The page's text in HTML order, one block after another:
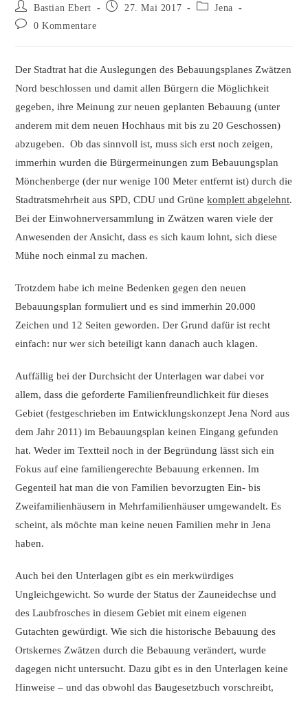
Beitrags-
Autor:
Bastian Ebert
Beitrag27. Mai 2017
Beitrags-
Jena
Beitrags-0 Kommentare
Der Stadtrat hat die Auslegungen des Bebauungsplanes Zwätzen
Nord beschlossen und damit allen Bürgern die Möglichkeit
gegeben, ihre Meinung zur neuen geplanten Bebauung (unter
anderem mit dem neuen Hochhaus mit bis zu 20 Geschossen)
abzugeben. Ob das sinnvoll ist, muss sich erst noch zeigen,
immerhin wurden die Bürgermeinungen zum Bebauungsplan
Mönchenberge (der nur wenige 100 Meter entfernt ist) durch die
Stadtratsmehrheit aus SPD, CDU und Grünekomplett abgelehnt.
Bei der Einwohnerversammlung in Zwätzen waren viele der
Anwesenden der Ansicht, dass es sich kaum lohnt, sich diese
Mühe noch einmal zu machen.
Trotzdem habe ich meine Bedenken gegen den neuen
Bebauungsplan formuliert und es sind immerhin 20.000
Zeichen und 12 Seiten geworden. Der Grund dafür ist recht
einfach: nur wer sich beteiligt kann danach auch klagen.
Auffällig bei der Durchsicht der Unterlagen war dabei vor
allem, dass die geforderte Familienfreundlichkeit für dieses
Gebiet (festgeschrieben im Entwicklungskonzept Jena Nord aus
dem Jahr 2011) im Bebauungsplan keinen Eingang gefunden
hat. Weder im Textteil noch in der Begründung lässt sich ein
Fokus auf eine familiengerechte Bebauung erkennen. Im
Gegenteil hat man die von Familien bevorzugten Ein- bis
Zweifamilienhäusern in Mehrfamilienhäuser umgewandelt. Es
scheint, als möchte man keine neuen Familien mehr in Jena
haben.
Auch bei den Unterlagen gibt es ein merkwürdiges
Ungleichgewicht. So wurde der Status der Zauneidechse und
des Laubfrosches in diesem Gebiet mit einem eigenen
Gutachten gewürdigt. Wie sich die historische Bebauung des
Ortskernes Zwätzen durch die Bebauung verändert, wurde
dagegen nicht untersucht. Dazu gibt es in den Unterlagen keine
Hinweise – und das obwohl das Baugesetzbuch vorschreibt,